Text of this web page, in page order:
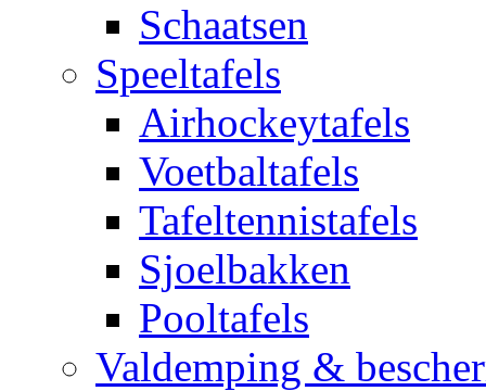
Schaatsen
Speeltafels
Airhockeytafels
Voetbaltafels
Tafeltennistafels
Sjoelbakken
Pooltafels
Valdemping &